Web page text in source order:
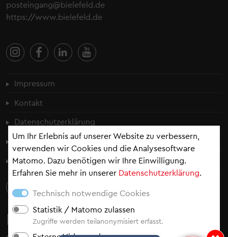
Um Ihr Erlebnis auf unserer Website zu verbessern,
verwenden wir Cookies und die Analysesoftware
Matomo. Dazu benötigen wir Ihre Einwilligung.
Erfahren Sie mehr in unserer Datenschutzerklärung.
Technisch notwendige Cookies
Statistik / Matomo zulassen
Zugriffe werden teilanonymisiert erfasst.
posteingang@bielefeld.de
https://www.bielefeld.de
Fußzeilenmenü
Impressum
Kontakt
Datenschutzerklärung
Cookie-Einstellungen
Erklärung zur Barrierefreiheit
Newsletter